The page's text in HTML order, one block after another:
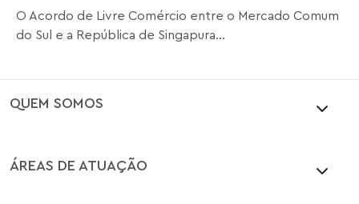
O Acordo de Livre Comércio entre o Mercado Comum
do Sul e a República de Singapura...
QUEM SOMOS
ÁREAS DE ATUAÇÃO